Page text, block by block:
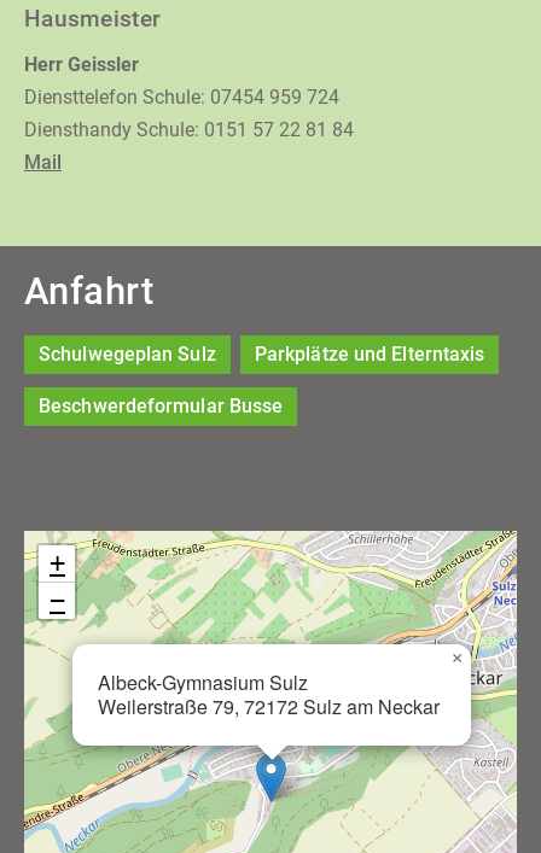
Hausmeister
Herr Geissler
Diensttelefon Schule: 07454 959 724
Diensthandy Schule: 0151 57 22 81 84
Mail
Anfahrt
Schulwegeplan Sulz Parkplätze und Elterntaxis
Beschwerdeformular Busse
Albeck-Gymnasium Sulz
Weilerstraße 79, 72172 Sulz am Neckar
×
+
−